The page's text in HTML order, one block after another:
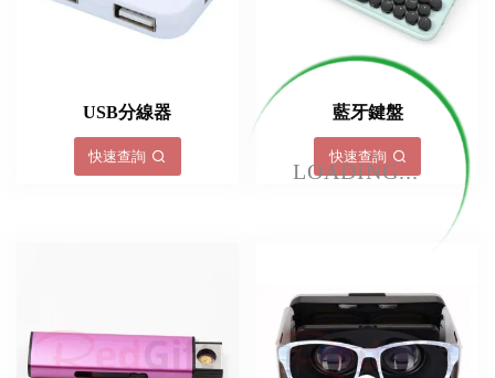
LOADING...
USB分線器
快速查詢
藍牙鍵盤
快速查詢